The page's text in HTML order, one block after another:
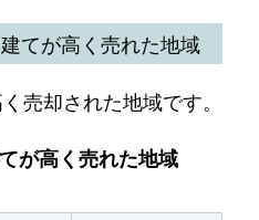
てが高く売れた地域
売却された地域です。
が高く売れた地域